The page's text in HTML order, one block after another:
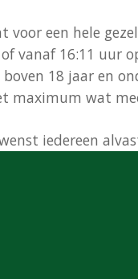
voor een hele
vanaf 16:11 uur
18 jaar en
maximum wat
iedereen